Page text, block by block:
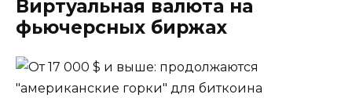
Виртуальная валюта на
фьючерсных биржах